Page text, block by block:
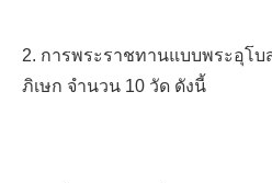
2. การพระราชทานแบบพระอุโ
ภิเษก จำนวน 10 วัด ดังนี้